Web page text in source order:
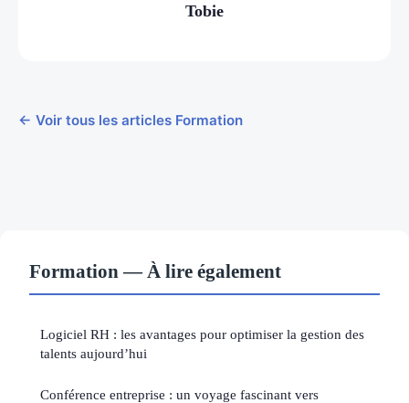
Tobie
← Voir tous les articles Formation
Formation — À lire également
Logiciel RH : les avantages pour optimiser la gestion des
talents aujourd’hui
Conférence entreprise : un voyage fascinant vers